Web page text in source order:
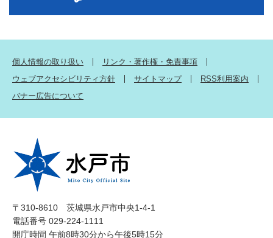
個人情報の取り扱い
リンク・著作権・免責事項
ウェブアクセシビリティ方針
サイトマップ
RSS利用案内
バナー広告について
〒310-8610 茨城県水戸市中央1-4-1
電話番号 029-224-1111
開庁時間 午前8時30分から午後5時15分